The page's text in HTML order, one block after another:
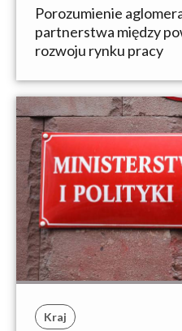
Porozumienie
partnerstwa między
rozwoju rynku pracy
Kraj